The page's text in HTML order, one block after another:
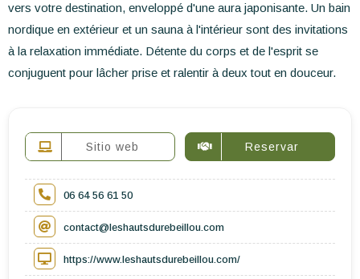
vers votre destination, enveloppé d'une aura japonisante. Un bain
nordique en extérieur et un sauna à l'intérieur sont des invitations
à la relaxation immédiate. Détente du corps et de l'esprit se
conjuguent pour lâcher prise et ralentir à deux tout en douceur.
Sitio web Reservar
06 64 56 61 50
contact@leshautsdurebeillou.com
https://www.leshautsdurebeillou.com/